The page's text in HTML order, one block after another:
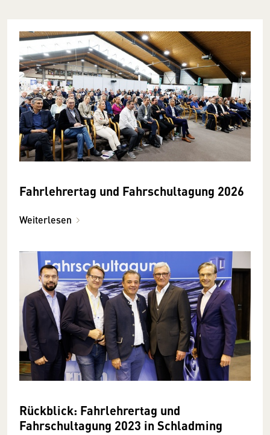
Fahrlehrertag und Fahrschul­tagung 2026
Weiterlesen
Rückblick: Fahrlehrertag und
Fahrschultagung 2023 in Schladming